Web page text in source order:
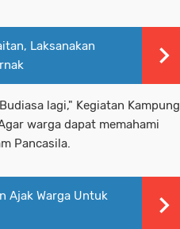
Laksanakan
lagi," Kegiatan Kampung
warga dapat memahami
Pancasila.
Ajak Warga Untuk